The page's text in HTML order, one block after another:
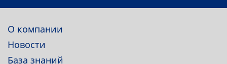
О компании
Новости
База знаний